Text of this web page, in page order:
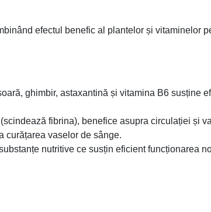
efectul benefic al plantelor și vitaminelor
ghimbir, astaxantină și vitamina B6 susține
fibrina), benefice asupra circulației și
curățarea vaselor de sânge.
nutritive ce susțin eficient funcționarea